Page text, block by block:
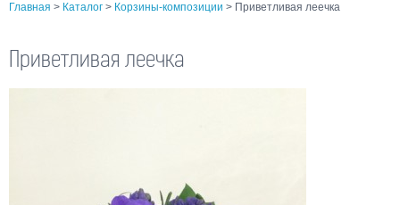
Главная > Каталог > Корзины-композиции > Приветливая леечка
Приветливая леечка